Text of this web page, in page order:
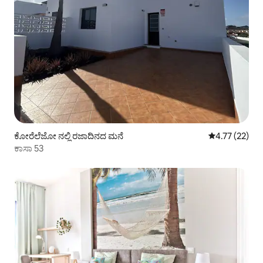
ಕೋರೆಲೆಜೋ ನಲ್ಲಿ ರಜಾದಿನದ ಮನೆ 5 ರಲ್ಲಿ 4.77
4.77 (22)
ಕಾಸಾ 53